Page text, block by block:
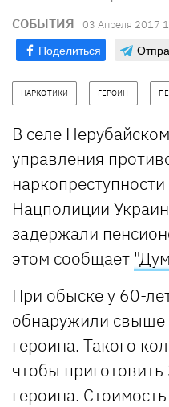
СОБЫТИЯ 03 Апреля 2017
Поделиться
НАРКОТИКИ ГЕРОИН
В селе
управления
Нацполиции
задержали
этом сообщает
При обыске у 60-
обнаружили свыше
героина. Такого
чтобы
героина.